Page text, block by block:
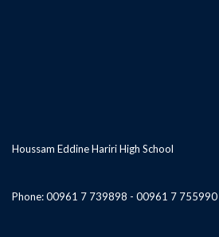
Houssam Eddine Hariri High School
Phone: 00961 7 739898 - 00961 7 755990